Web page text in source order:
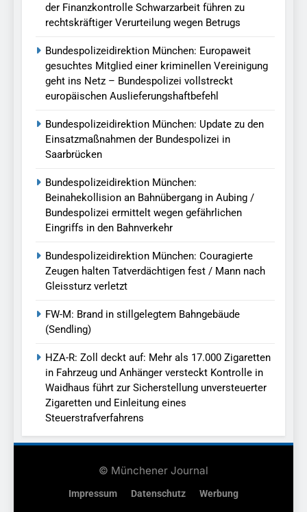
der Finanzkontrolle Schwarzarbeit führen zu
rechtskräftiger Verurteilung wegen Betrugs
Bundespolizeidirektion München: Europaweit
gesuchtes Mitglied einer kriminellen Vereinigung
geht ins Netz – Bundespolizei vollstreckt
europäischen Auslieferungshaftbefehl
Bundespolizeidirektion München: Update zu den
Einsatzmaßnahmen der Bundespolizei in
Saarbrücken
Bundespolizeidirektion München:
Beinahekollision an Bahnübergang in Aubing /
Bundespolizei ermittelt wegen gefährlichen
Eingriffs in den Bahnverkehr
Bundespolizeidirektion München: Couragierte
Zeugen halten Tatverdächtigen fest / Mann nach
Gleissturz verletzt
FW-M: Brand in stillgelegtem Bahngebäude
(Sendling)
HZA-R: Zoll deckt auf: Mehr als 17.000 Zigaretten
in Fahrzeug und Anhänger versteckt Kontrolle in
Waidhaus führt zur Sicherstellung unversteuerter
Zigaretten und Einleitung eines
Steuerstrafverfahrens
© Münchener Journal
Impressum Datenschutz Werbung